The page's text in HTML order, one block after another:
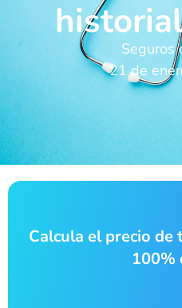
Seguros
21 de
Calcula el precio
100%